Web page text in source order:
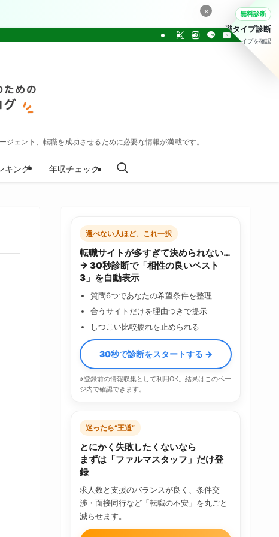
ェント、転職を成功させるために必要な情報が満載です。
キング 年収チェック
選べない人ほど、これ一択
転職サイトが多すぎて決められない…
→ 30秒診断で「相性の良いベスト
3」を自動表示
質問6つであなたの希望条件を整理
合うサイトだけを理由つきで提示
しつこい比較疲れを止められる
30秒で診断をスタートする →
※登録前の情報収集として利用OK。結果はこのペー
ジ内で確認できます。
迷ったら“王道”
とにかく失敗したくないなら
まずは「ファルマスタッフ」だけ登
録
求人数と支援のバランスが良く、条件交
渉・面接同行など「転職の不安」を丸ごと
減らせます。
× 無料診断
転職タイプ診断
30問でタイプを確認